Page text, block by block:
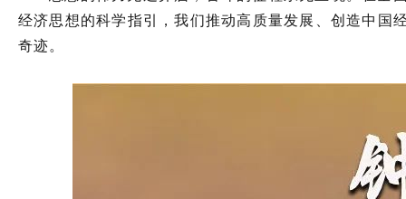
经济思想的科学指引，我们推动高质量发展、创造中国
奇迹。